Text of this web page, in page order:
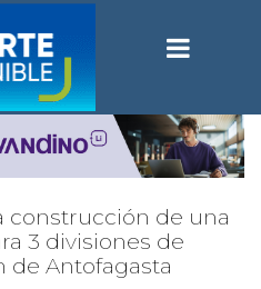
construcción de una
3 divisiones de
de Antofagasta